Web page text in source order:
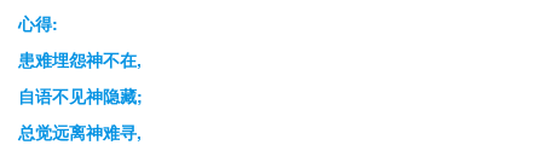
心得:
患难埋怨神不在,
自语不见神隐藏;
总觉远离神难寻,